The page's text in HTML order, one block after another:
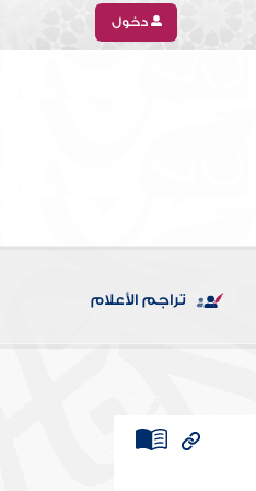
دخول
تراجم الأعلام